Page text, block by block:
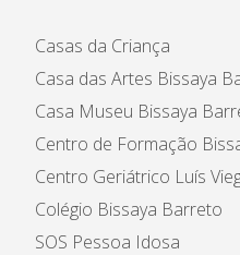
Casas da Criança
Casa das Artes Bissaya
Casa Museu Bissaya
Centro de Formação
Centro Geriátrico Luís
Colégio Bissaya Barreto
SOS Pessoa Idosa